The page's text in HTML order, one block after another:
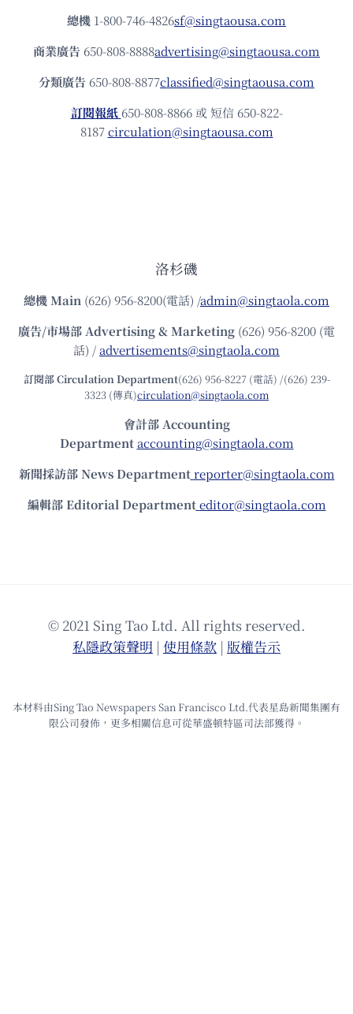
總機 1-800-746-4826sf@singtaousa.com
商業廣告 650-808-8888advertising@singtaousa.com
分類廣告 650-808-8877classified@singtaousa.com
訂閱報紙 650-808-8866 或 短信 650-822-
8187circulation@singtaousa.com
洛杉磯
總機Main (626) 956-8200(電話) /admin@singtaola.com
廣告/市場部Advertising & Marketing (626) 956-8200 (電
話) /advertisements@singtaola.com
訂閱部 Circulation Department(626) 956-8227 (電話) /(626) 239-
3323 (傳真)circulation@singtaola.com
會計部 Accounting
Department accounting@singtaola.com
新聞採訪部 News Department reporter@singtaola.com
編輯部 Editorial Department editor@singtaola.com
© 2021 Sing Tao Ltd. All rights reserved.
私隱政策聲明 | 使⽤條款 | 版權告⽰
本材料由Sing Tao Newspapers San Francisco Ltd.代表星島新聞集團有
限公司發佈，更多相關信息可從華盛頓特區司法部獲得。